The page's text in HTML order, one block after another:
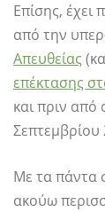
Επίσης, έχει
από την
Απευθείας
επέκτασης
και πριν
Σεπτεμβρίου
Με τα πάντα
ακούω